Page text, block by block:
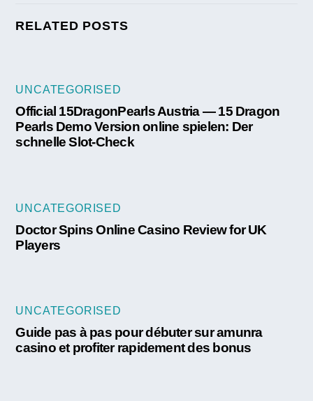
RELATED POSTS
UNCATEGORISED
Official 15DragonPearls Austria — 15 Dragon
Pearls Demo Version online spielen: Der
schnelle Slot-Check
UNCATEGORISED
Doctor Spins Online Casino Review for UK
Players
UNCATEGORISED
Guide pas à pas pour débuter sur amunra
casino et profiter rapidement des bonus